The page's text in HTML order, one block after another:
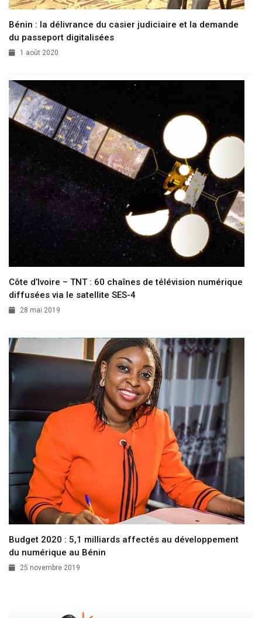
Bénin : la délivrance du casier judiciaire et la demande
du passeport digitalisées
1 août 2020
Côte d’Ivoire – TNT : 60 chaînes de télévision numérique
diffusées via le satellite SES-4
28 mai 2019
Budget 2020 : 5,1 milliards affectés au développement
du numérique au Bénin
25 novembre 2019